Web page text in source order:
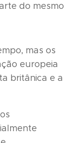
do mesmo
mas os
europeia
britânica e a